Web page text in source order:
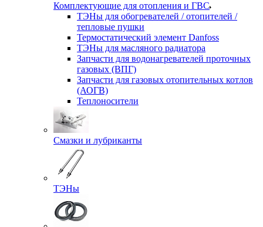
Комплектующие для отопления и ГВС
ТЭНы для обогревателей / отопителей /
тепловые пушки
Термостатический элемент Danfoss
ТЭНы для масляного радиатора
Запчасти для водонагревателей проточных
газовых (ВПГ)
Запчасти для газовых отопительных котлов
(АОГВ)
Теплоносители
Смазки и лубриканты
ТЭНы